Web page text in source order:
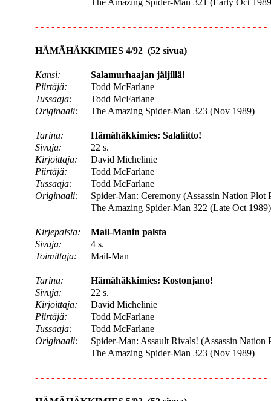
The Amazing Spider-Man 321 (Early Oct
- - - - - - - - - - - - - - - - - - - - - - - - - - - - - - - - - - - - - - - - - - -
HÄMÄHÄKKIMIES 4/92 (52 sivua)
Kansi:
Salamurhaajan jäljillä!
Piirtäjä:
Todd McFarlane
Tussaaja:
Todd McFarlane
Originaali:
The Amazing Spider-Man 323 (Nov 1989)
Tarina:
Hämähäkkimies: Salaliitto!
Sivuja:
22 s.
Kirjoittaja:
David Michelinie
Piirtäjä:
Todd McFarlane
Tussaaja:
Todd McFarlane
Originaali:
Spider-Man: Ceremony (Assassin Nation Plot
The Amazing Spider-Man 322 (Late Oct 1989)
Kirjepalsta:
Mail-Manin palsta
Sivuja:
4 s.
Toimittaja:
Mail-Man
Tarina:
Hämähäkkimies: Kostonjano!
Sivuja:
22 s.
Kirjoittaja:
David Michelinie
Piirtäjä:
Todd McFarlane
Tussaaja:
Todd McFarlane
Originaali:
Spider-Man: Assault Rivals! (Assassin Nation
The Amazing Spider-Man 323 (Nov 1989)
- - - - - - - - - - - - - - - - - - - - - - - - - - - - - - - - - - - - - - - - - - -